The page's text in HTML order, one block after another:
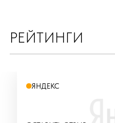
РЕЙТИНГИ
ЯНДЕКС